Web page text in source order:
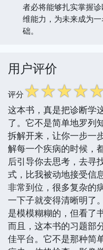
者必将能够扎实掌握
维能力，为未来成为
础。
用户评价
评分☆☆☆☆
这本书，真是把诊断学
了。它不是简单地罗列
拆解开来，让你一步一
解每一个疾病的时候，
后引导你去思考，去寻
式，比我被动地接受信
非常到位，很多复杂的
一下子就变得清晰明了
是模模糊糊的，但看了
而且，这本书的习题部
佳平台。它不是那种简